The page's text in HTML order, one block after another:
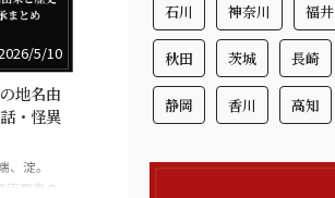
5/10
地名由
・怪異
、淀。
電車の
石川 神奈川 福井
秋田 茨城 長崎
静岡 香川 高知